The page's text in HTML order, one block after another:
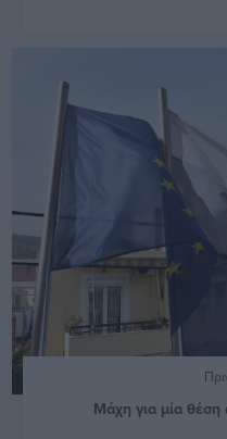
Μάχη για μία θέση